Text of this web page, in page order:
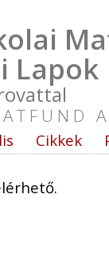
Lapok
Cikkek